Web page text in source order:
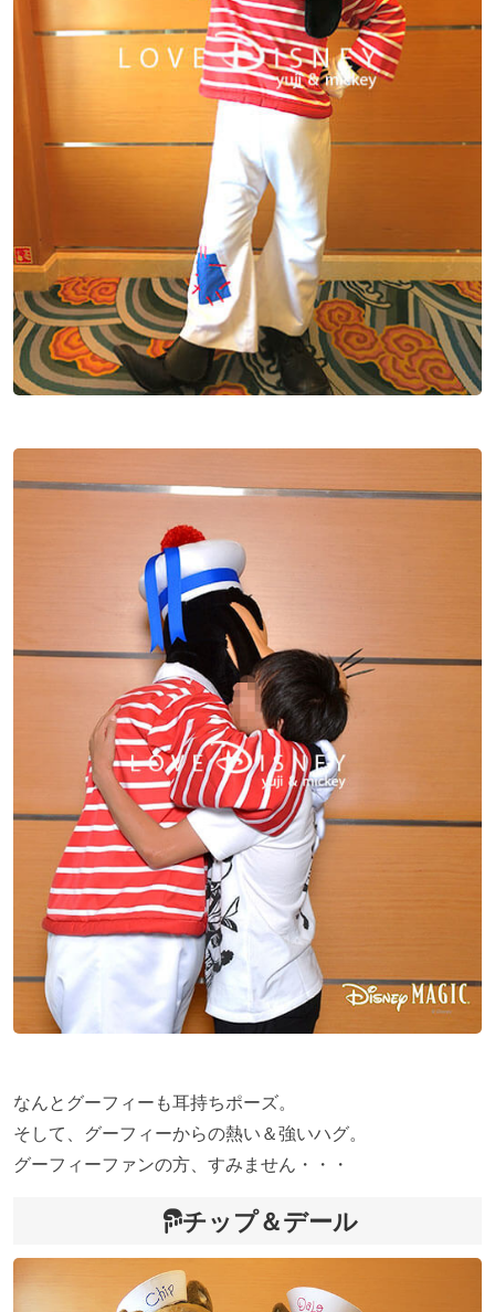
なんとグーフィーも耳持ちポーズ。
そして、グーフィーからの熱い＆強いハグ。
グーフィーファンの方、すみません・・・
チップ＆デール